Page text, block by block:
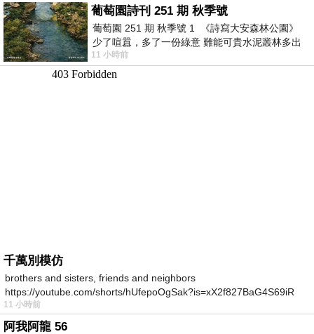
葡萄園詩刊 251 期 秋季號
葡萄園 251 期 秋季號 1 《詩寫大安森林公園》
少了喧囂，多了一份綠意 難能可貴水泥叢林多出
一
11 小時前
千萬別模仿
brothers and sisters, friends and neighbors
https://youtube.com/shorts/hUfepoOgSak?is=xX2f827BaG4S69iR
https
11 小時前
阿我阿龍 56